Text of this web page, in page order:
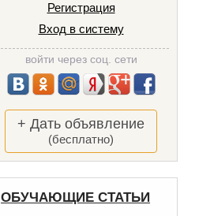
Регистрация
Вход в систему
войти через соц. сети
+ Дать объявление
(бесплатно)
ОБУЧАЮЩИЕ СТАТЬИ